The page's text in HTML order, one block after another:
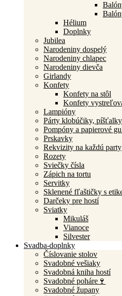
Hélium
Doplnky
Jubilea
Narodeniny dospelý
Narodeniny chlapec
Narodeniny dievča
Girlandy
Konfety
Konfety na stôl
Konfety
Lampióny
Párty klobúčiky,
Pompóny a papierové
Prskavky
Rekvizity na každú party
Rozety
Sviečky čísla
Zápich na tortu
Servitky
Sklenené fľaštičky s
Darčeky pre hostí
Sviatky
Mikuláš
Vianoce
Silvester
Svadba-doplnky
Číslovanie stolov
Svadobné vešiaky
Svadobná kniha hostí
Svadobné poháre🍷
Svadobné župany